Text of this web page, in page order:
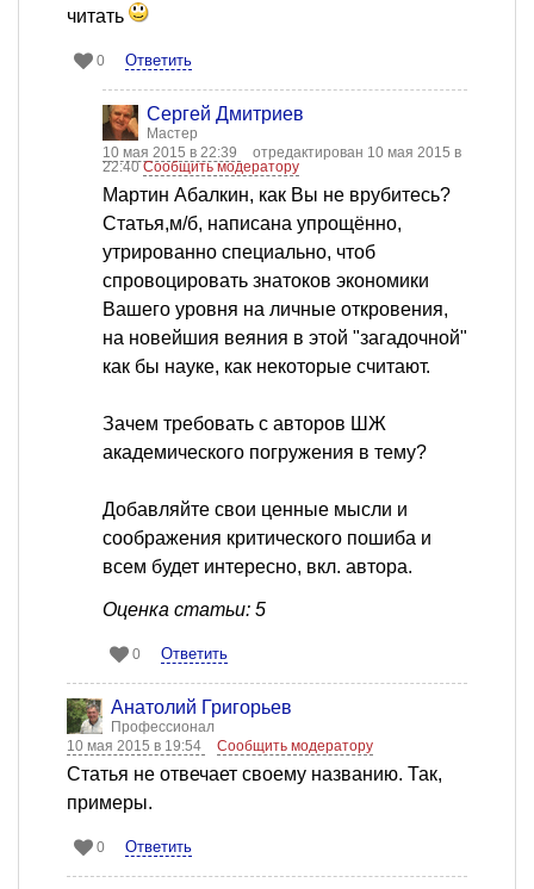
читать
0 Ответить
Сергей Дмитриев
Мастер
10 мая 2015 в 22:39
отредактирован 10 мая 2015 в
22:40Сообщить модератору
Мартин Абалкин, как Вы не врубитесь?
Статья,м/б, написана упрощённо,
утрированно специально, чтоб
спровоцировать знатоков экономики
Вашего уровня на личные откровения,
на новейшия веяния в этой "загадочной"
как бы науке, как некоторые считают.
Зачем требовать с авторов ШЖ
академического погружения в тему?
Добавляйте свои ценные мысли и
соображения критического пошиба и
всем будет интересно, вкл. автора.
Оценка статьи: 5
0 Ответить
Анатолий Григорьев
Профессионал
10 мая 2015 в 19:54
Сообщить модератору
Статья не отвечает своему названию. Так,
примеры.
0 Ответить